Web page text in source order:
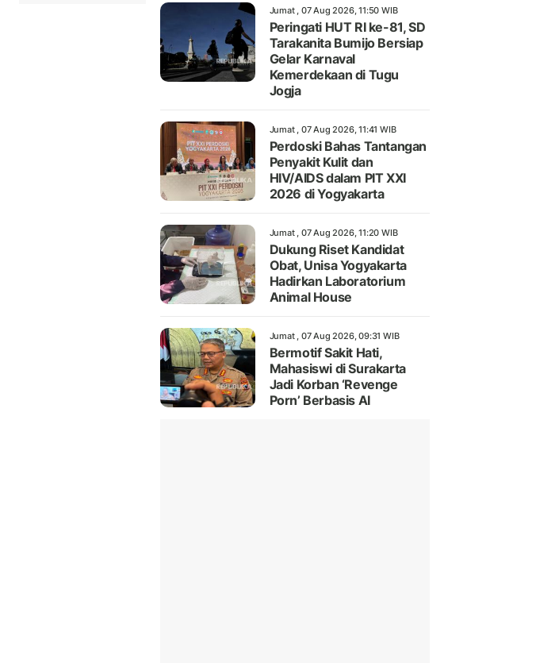
Jumat , 07 Aug 2026, 11:50 WIB
Peringati HUT RI ke-81, SD
Tarakanita Bumijo Bersiap
Gelar Karnaval
Kemerdekaan di Tugu
Jogja
Jumat , 07 Aug 2026, 11:41 WIB
Perdoski Bahas Tantangan
Penyakit Kulit dan
HIV/AIDS dalam PIT XXI
2026 di Yogyakarta
Jumat , 07 Aug 2026, 11:20 WIB
Dukung Riset Kandidat
Obat, Unisa Yogyakarta
Hadirkan Laboratorium
Animal House
Jumat , 07 Aug 2026, 09:31 WIB
Bermotif Sakit Hati,
Mahasiswi di Surakarta
Jadi Korban ‘Revenge
Porn’ Berbasis AI